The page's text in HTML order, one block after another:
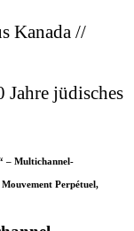
Kanada //
jüdisches
– Multichannel-
Perpétuel,